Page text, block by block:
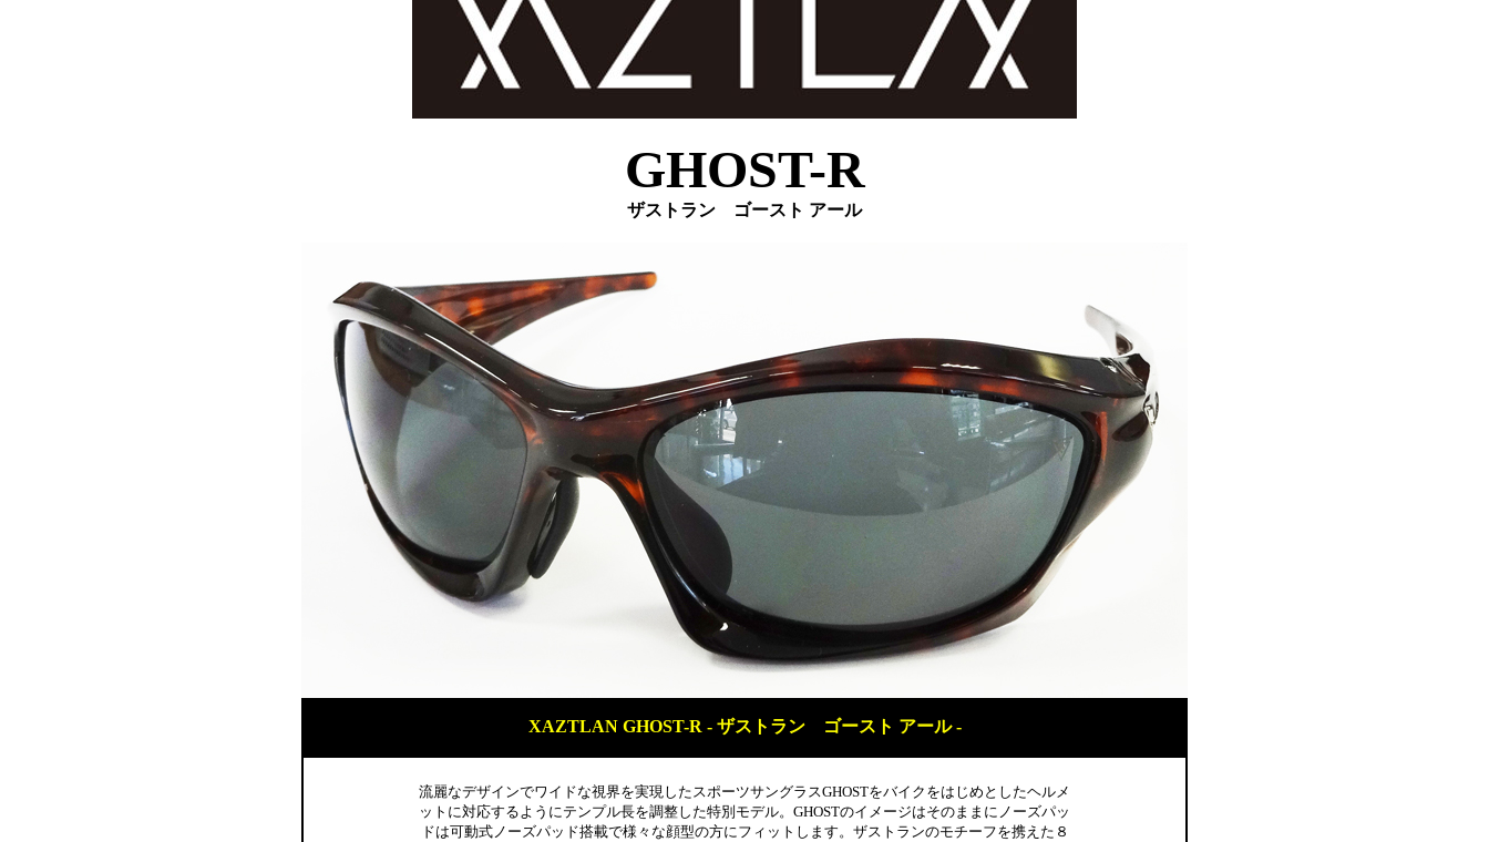
GHOST-R
ザストラン ゴースト アール
XAZTLAN GHOST-R - ザストラン ゴースト アール -
流麗なデザインでワイドな視界を実現したスポーツサングラスGHOSTをバイクをはじめとしたヘルメ
ットに対応するようにテンプル長を調整した特別モデル。GHOSTのイメージはそのままにノーズパッ
ドは可動式ノーズパッド搭載で様々な顔型の方にフィットします。ザストランのモチーフを携えた８